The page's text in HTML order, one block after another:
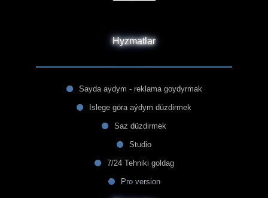
Hyzmatlar
Sayda aydym - reklama goydyrmak
Islege göra aýdym düzdirmek
Saz düzdirmek
Studio
7/24 Tehniki goldag
Pro version